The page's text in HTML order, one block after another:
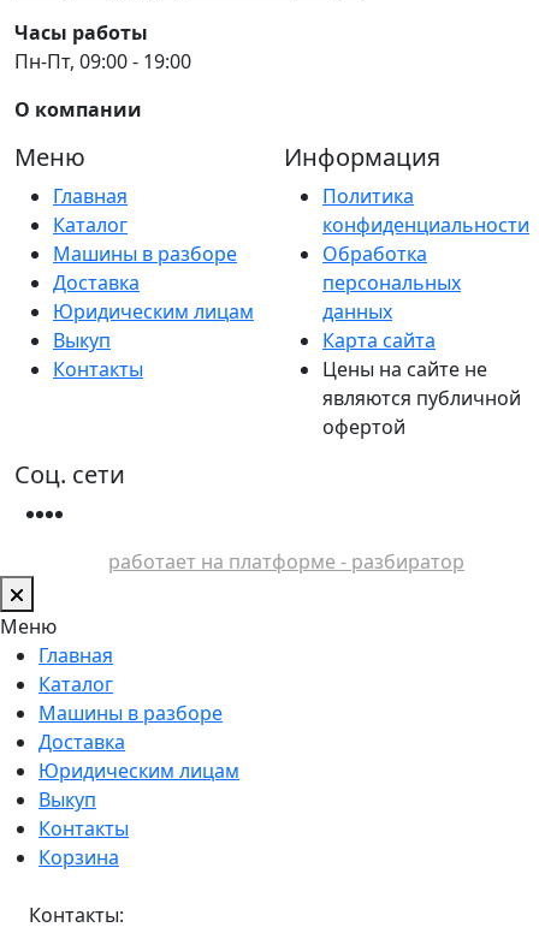
Часы работы
Пн-Пт, 09:00 - 19:00
О компании
Меню
Главная
Каталог
Машины в разборе
Доставка
Юридическим лицам
Выкуп
Контакты
Информация
Политика
конфиденциальности
Обработка
персональных
данных
Карта сайта
Цены на сайте не
являются публичной
офертой
Соц. сети
работает на платформе - разбиратор
Меню
Главная
Каталог
Машины в разборе
Доставка
Юридическим лицам
Выкуп
Контакты
Корзина
Контакты: